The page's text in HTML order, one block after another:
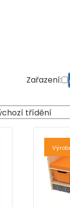
Zařazení: